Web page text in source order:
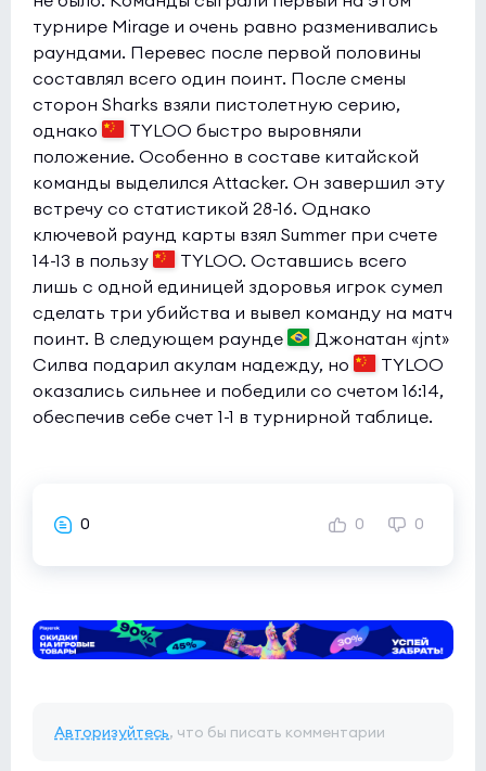
турнире Mirage и очень равно разменивались
раундами. Перевес после первой половины
составлял всего один поинт. После смены
сторон Sharks взяли пистолетную серию,
однако
TYLOO быстро выровняли
положение. Особенно в составе китайской
команды выделился Attacker. Он завершил эту
встречу со статистикой 28-16. Однако
ключевой раунд карты взял Summer при счете
14-13 в пользу
TYLOO. Оставшись всего
лишь с одной единицей здоровья игрок сумел
сделать три убийства и вывел команду на матч
поинт. В следующем раунде
Джонатан «jnt»
Силва подарил акулам надежду, но
TYLOO
оказались сильнее и победили со счетом 16:14,
обеспечив себе счет 1-1 в турнирной таблице.
0 0 0
Авторизуйтесь, что бы писать комментарии